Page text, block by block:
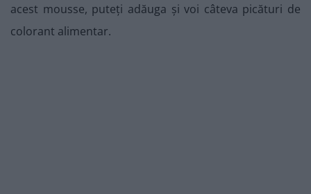
acest mousse, puteți adăuga și voi câteva picături de
colorant alimentar.